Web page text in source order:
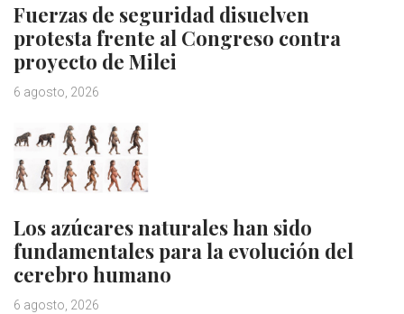
Fuerzas de seguridad disuelven
protesta frente al Congreso contra
proyecto de Milei
6 agosto, 2026
Los azúcares naturales han sido
fundamentales para la evolución del
cerebro humano
6 agosto, 2026